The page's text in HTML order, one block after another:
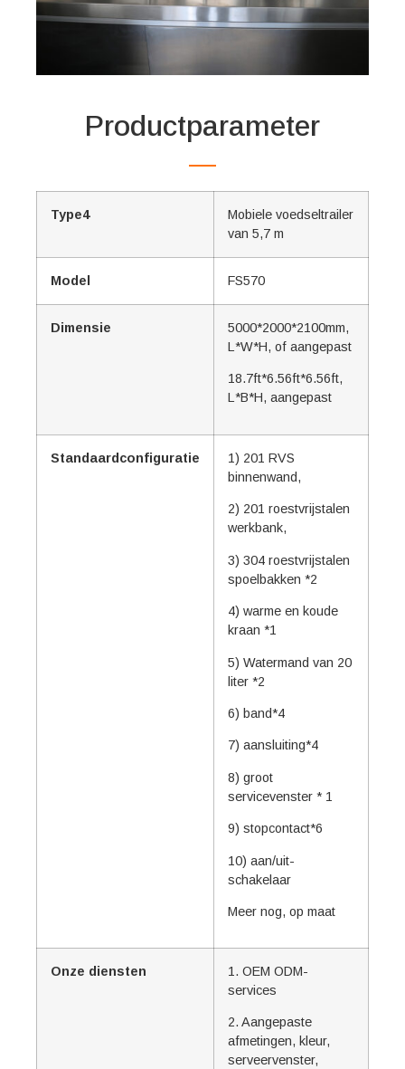
Productparameter
Type4
Mobiele voedseltrailer
van 5,7 m
Model FS570
Dimensie
5000*2000*2100mm,
L*W*H, of aangepast
18.7ft*6.56ft*6.56ft,
L*B*H, aangepast
Standaardconfiguratie
1) 201 RVS
binnenwand,
2) 201 roestvrijstalen
werkbank,
3) 304 roestvrijstalen
spoelbakken *2
4) warme en koude
kraan *1
5) Watermand van 20
liter *2
6) band*4
7) aansluiting*4
8) groot
servicevenster * 1
9) stopcontact*6
10) aan/uit-
schakelaar
Meer nog, op maat
Onze diensten
1. OEM ODM-
services
2. Aangepaste
afmetingen, kleur,
serveervenster,